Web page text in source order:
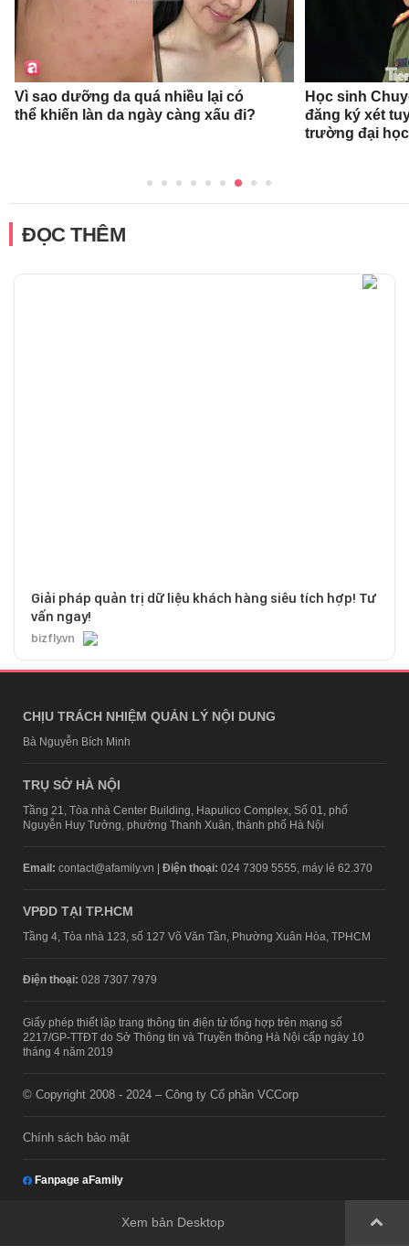
Vì sao dưỡng da quá nhiều lại có
thể khiến làn da ngày càng xấu đi?
Học sinh
đăng ký xét
trường đại
ĐỌC THÊM
Giải pháp quản trị dữ liệu khách hàng siêu tích hợp! Tư
vấn ngay!
bizfly.vn
CHỊU TRÁCH NHIỆM QUẢN LÝ NỘI DUNG
Bà Nguyễn Bích Minh
TRỤ SỞ HÀ NỘI
Tầng 21, Tòa nhà Center Building, Hapulico Complex, Số 01, phố
Nguyễn Huy Tưởng, phường Thanh Xuân, thành phố Hà Nội
Email: contact@afamily.vn | Điện thoại: 024 7309 5555, máy lẻ 62.370
VPĐD TẠI TP.HCM
Tầng 4, Tòa nhà 123, số 127 Võ Văn Tần, Phường Xuân Hòa, TPHCM
Điện thoại: 028 7307 7979
Giấy phép thiết lập trang thông tin điện tử tổng hợp trên mạng số
2217/GP-TTĐT do Sở Thông tin và Truyền thông Hà Nội cấp ngày 10
tháng 4 năm 2019
© Copyright 2008 - 2024 – Công ty Cổ phần VCCorp
Chính sách bảo mật
Fanpage aFamily
Xem bản Desktop